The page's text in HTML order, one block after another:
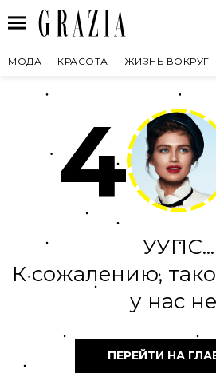
МОДА КРАСОТА ЖИЗНЬ ВОКРУГ
4
УУПС...
К сожалению,
у нас
ПЕРЕЙТИ НА